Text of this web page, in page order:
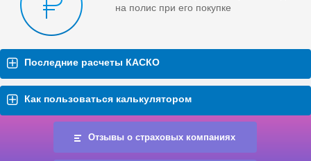
на полис при его покупке
Последние расчеты КАСКО
Как пользоваться калькулятором
Отзывы о страховых компаниях